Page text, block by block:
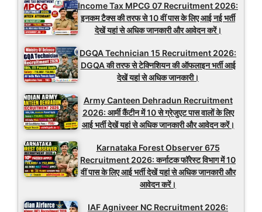
Income Tax MPCG 07 Recruitment 2026:
इनकम टैक्स की तरफ से 10 वीं पास के लिए आई नई भर्ती
देखें यहां से अधिक जानकारी और आवेदन करें।
DGQA Technician 15 Recruitment 2026:
DGQA की तरफ से टेक्निशियन की ऑफलाइन भर्ती आई
देखें यहां से अधिक जानकारी।
Army Canteen Dehradun Recruitment
2026: आर्मी कैंटीन में 10 से ग्रेजुएट पास वालों के लिए
आई भर्ती देखें यहां से अधिक जानकारी और आवेदन करें।
Karnataka Forest Observer 675
Recruitment 2026: कर्नाटक फॉरेस्ट विभाग में 10
वीं पास के लिए आई भर्ती देखें यहां से अधिक जानकारी और
आवेदन करें।
IAF Agniveer NC Recruitment 2026: